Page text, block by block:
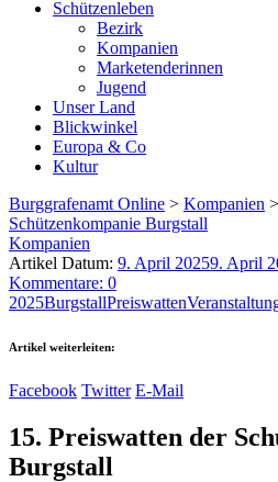
Schützenleben
Bezirk
Kompanien
Marketenderinnen
Jugend
Unser Land
Blickwinkel
Europa & Co
Kultur
Burggrafenamt Online > Kompanien >
Schützenkompanie Burgstall
Kompanien
Artikel Datum: 9. April 20259. April
Kommentare: 0
2025BurgstallPreiswatten
Artikel weiterleiten:
Facebook Twitter E-Mail
15. Preiswatten der
Burgstall